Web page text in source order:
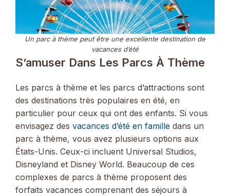
Un parc à thème peut être une excellente destination de
vacances d’été
S’amuser Dans Les Parcs À Thème
Les parcs à thème et les parcs d’attractions sont
des destinations très populaires en été, en
particulier pour ceux qui ont des enfants. Si vous
envisagez des vacances d’été en famille dans un
parc à thème, vous avez plusieurs options aux
États-Unis. Ceux-ci incluent Universal Studios,
Disneyland et Disney World. Beaucoup de ces
complexes de parcs à thème proposent des
forfaits vacances comprenant des séjours à